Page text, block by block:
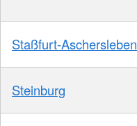
Staßfurt-Aschersleben
Steinburg